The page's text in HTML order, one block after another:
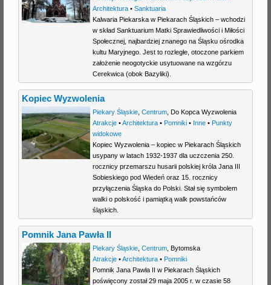
Architektura• Sanktuaria
Kalwaria Piekarska w Piekarach Śląskich – wchodzi
w skład Sanktuarium Matki Sprawiedliwości i Miłości
Społecznej, najbardziej znanego na Śląsku ośrodka
kultu Maryjnego. Jest to rozległe, otoczone parkiem
założenie neogotyckie usytuowane na wzgórzu
Cerekwica (obok Bazyliki).
Kopiec Wyzwolenia
Piekary Śląskie, Centrum, Do Kopca Wyzwolenia
Atrakcje•Architektura• Pomniki• Inne• Punkty
widokowe
Kopiec Wyzwolenia – kopiec w Piekarach Śląskich
usypany w latach 1932-1937 dla uczczenia 250.
rocznicy przemarszu husarii polskiej króla Jana III
Sobieskiego pod Wiedeń oraz 15. rocznicy
przyłączenia Śląska do Polski. Stał się symbolem
walki o polskość i pamiątką walk powstańców
śląskich.
Pomnik Jana Pawła II
Piekary Śląskie, Centrum, Bytomska
Atrakcje•Architektura• Pomniki
Pomnik Jana Pawła II w Piekarach Śląskich
poświęcony został 29 maja 2005 r. w czasie 58